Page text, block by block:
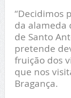
“Decidimos
da alameda
de Santo
pretende
fruição dos
que nos
Bragança.